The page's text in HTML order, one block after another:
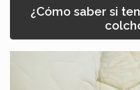
¿Cómo saber si